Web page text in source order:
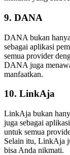
9. DANA
DANA bukan
sebagai aplikasi
semua provider
DANA juga
manfaatkan.
10. LinkAja
LinkAja bukan
juga sebagai
untuk semua
Selain itu, LinkAja
bisa Anda nikmati.